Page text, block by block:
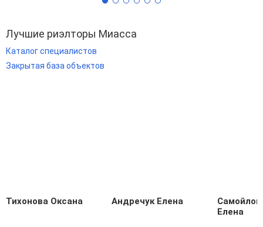
Лучшие риэлторы Миасса
Каталог специалистов
Закрытая база объектов
Тихонова Оксана Андречук Елена
Елена